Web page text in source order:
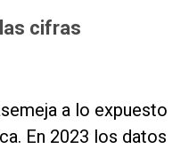
cifras
a lo expuesto
En 2023 los datos